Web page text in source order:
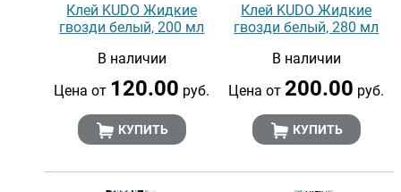
Клей KUDO Жидкие
гвозди белый, 200 мл
В наличии
Цена от 120.00 руб.
КУПИТЬ
Клей KUDO Жидкие
гвозди белый, 280 мл
В наличии
Цена от 200.00 руб.
КУПИТЬ